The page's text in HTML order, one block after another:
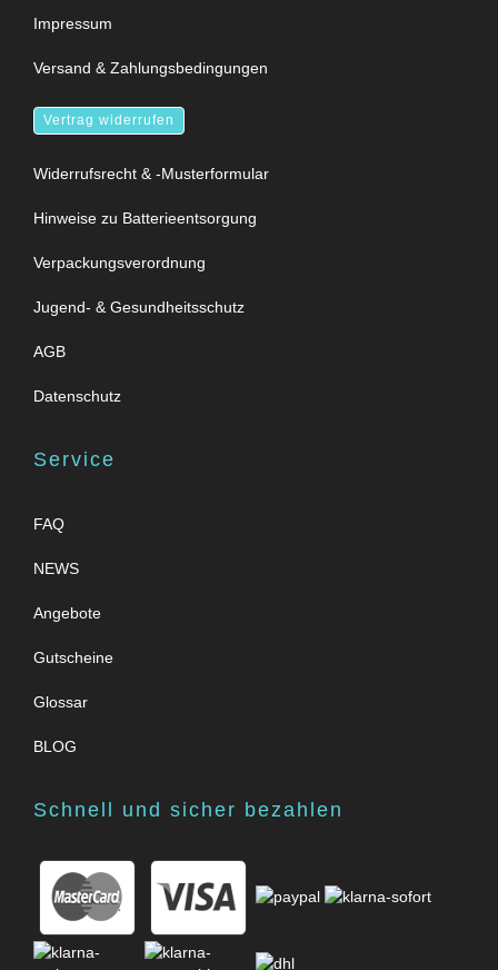
Impressum
Versand & Zahlungsbedingungen
Vertrag widerrufen
Widerrufsrecht & -Musterformular
Hinweise zu Batterieentsorgung
Verpackungsverordnung
Jugend- & Gesundheitsschutz
AGB
Datenschutz
Service
FAQ
NEWS
Angebote
Gutscheine
Glossar
BLOG
Schnell und sicher bezahlen